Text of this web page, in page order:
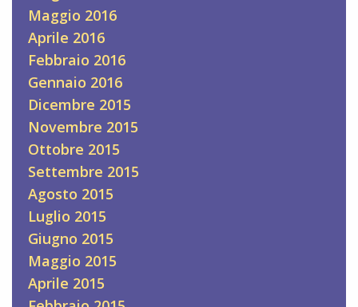
Maggio 2016
Aprile 2016
Febbraio 2016
Gennaio 2016
Dicembre 2015
Novembre 2015
Ottobre 2015
Settembre 2015
Agosto 2015
Luglio 2015
Giugno 2015
Maggio 2015
Aprile 2015